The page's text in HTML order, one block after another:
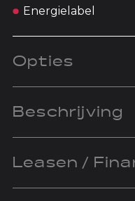
Energielabel
Opties
Beschrijving
Leasen /